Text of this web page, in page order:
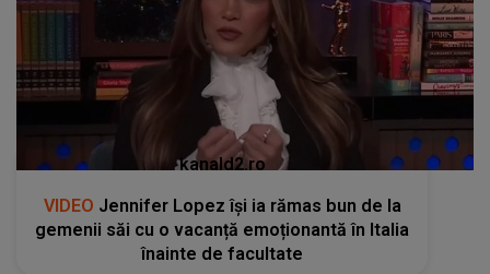
kanald2.ro
VIDEO Jennifer Lopez își ia rămas bun de la
gemenii săi cu o vacanță emoționantă în Italia
înainte de facultate